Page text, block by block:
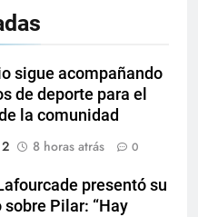
sigue acompañando
de deporte para el
la comunidad
8 horas atrás 0
presentó su
sobre Pilar: “Hay